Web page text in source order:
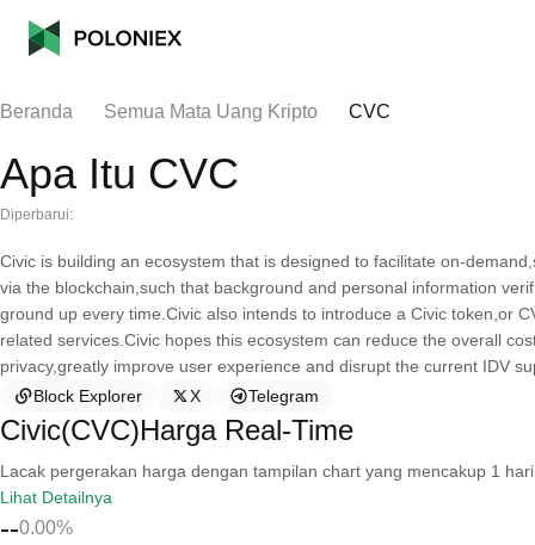
Beranda Semua Mata Uang Kripto CVC
Apa Itu CVC
Diperbarui:
Civic is building an ecosystem that is designed to facilitate on-
via the blockchain,such that background and personal information
ground up every time.Civic also intends to introduce a Civic token,or
related services.Civic hopes this ecosystem can reduce the overall
privacy,greatly improve user experience and disrupt the current IDV
Block Explorer
X Telegram
Civic(CVC)Harga Real-Time
Lacak pergerakan harga dengan tampilan chart yang mencakup 1
Lihat Detailnya
--0.00%